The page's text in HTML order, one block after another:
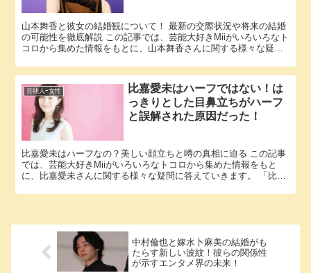
山本舞香と彼女の結婚観について！ 最新の交際状況や将来の結婚
の可能性を徹底解説 この記事では、芸能大好きMiiがいろいろなト
コロから集めた情報をもとに、山本舞香さんに関する様々な疑問
芸能人ｰ女性
比嘉愛未はハーフではない！は
っきりとした目鼻立ちがハーフ
と誤解された原因だった！
比嘉愛未はハーフなの？美しい顔立ちと噂の真相に迫る この記事
では、芸能大好きMiiがいろいろなトコロから集めた情報をもと
に、比嘉愛未さんに関する様々な疑問に答えていきます。 「比嘉
中村倫也と嫁水卜麻美の結婚がも
たらす新しい波紋！彼らの関係性
が示すエンタメ界の未来！